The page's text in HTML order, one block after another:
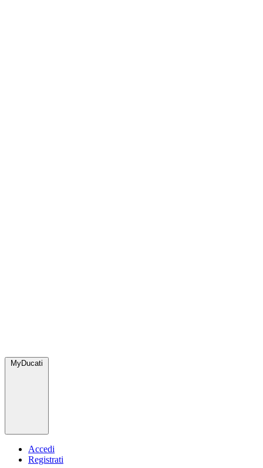
MyDucati
Accedi
Registrati